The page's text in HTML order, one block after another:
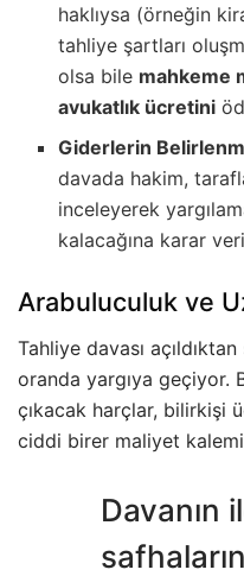
haklıysa (örneğin
tahliye şartları
olsa bile mahkeme
avukatlık ücretini
Giderlerin
davada hakim,
inceleyerek
kalacağına karar
Arabuluculuk ve
Tahliye davası
oranda yargıya geçiyor.
çıkacak harçlar, bilirkişi
ciddi birer maliyet
Davanın